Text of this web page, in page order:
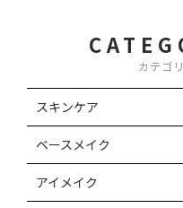
カテゴリ
スキンケア
ベースメイク
アイメイク